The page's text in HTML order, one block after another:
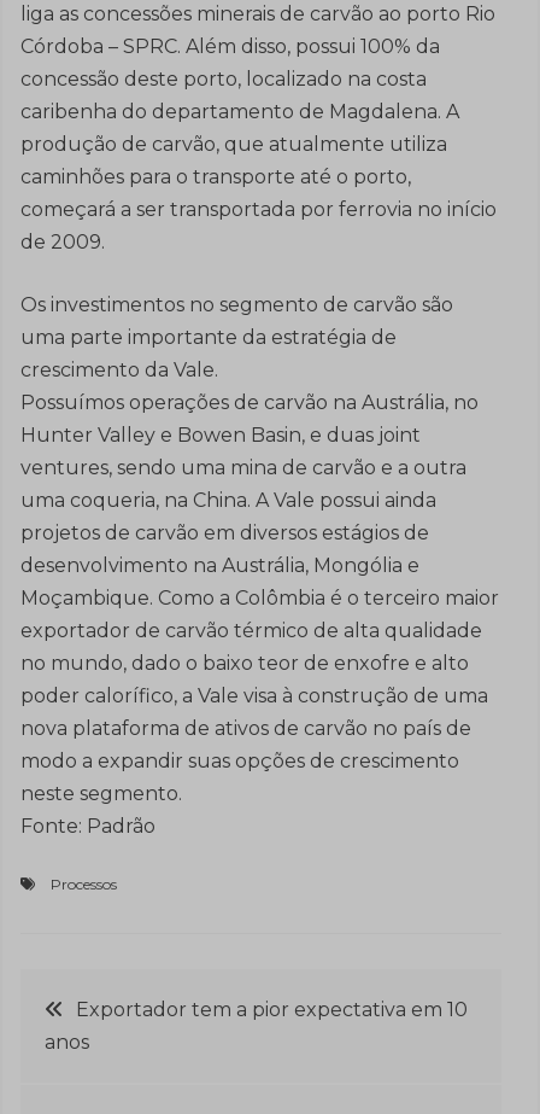
liga as concessões minerais de carvão ao porto Rio
Córdoba – SPRC. Além disso, possui 100% da
concessão deste porto, localizado na costa
caribenha do departamento de Magdalena. A
produção de carvão, que atualmente utiliza
caminhões para o transporte até o porto,
começará a ser transportada por ferrovia no início
de 2009.
Os investimentos no segmento de carvão são
uma parte importante da estratégia de
crescimento da Vale.
Possuímos operações de carvão na Austrália, no
Hunter Valley e Bowen Basin, e duas joint
ventures, sendo uma mina de carvão e a outra
uma coqueria, na China. A Vale possui ainda
projetos de carvão em diversos estágios de
desenvolvimento na Austrália, Mongólia e
Moçambique. Como a Colômbia é o terceiro maior
exportador de carvão térmico de alta qualidade
no mundo, dado o baixo teor de enxofre e alto
poder calorífico, a Vale visa à construção de uma
nova plataforma de ativos de carvão no país de
modo a expandir suas opções de crescimento
neste segmento.
Fonte: Padrão
Processos
Navegação
de
Exportador tem a pior expectativa em 10
anos